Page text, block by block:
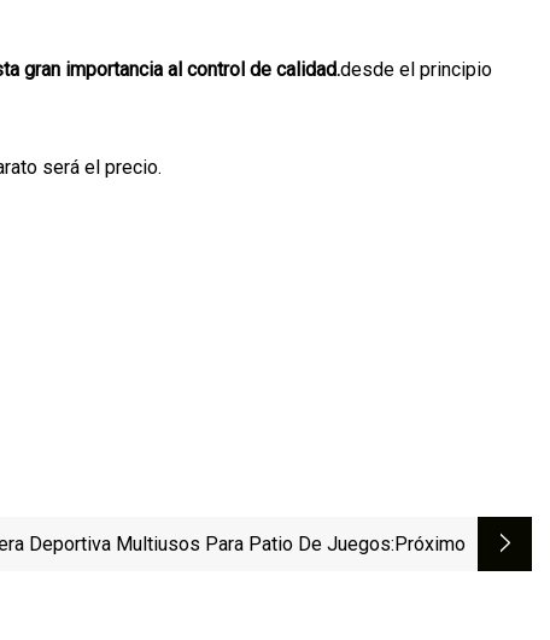
gran importancia al control de calidad.desde el principio
será el precio.
Deportiva Multiusos Para Patio De Juegos:próximo